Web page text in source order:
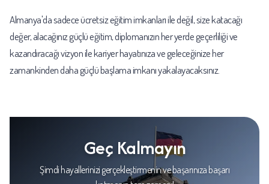
Almanya'da sadece ücretsiz eğitim imkanları ile değil, size katacağı
değer, alacağınız güçlü eğitim, diplomanızın her yerde geçerliliği ve
kazandıracağı vizyon ile kariyer hayatınıza ve geleceğinize her
zamankinden daha güçlü başlama imkanı yakalayacaksınız.
Geç Kalmayın
Şimdi hayallerinizi gerçekleştirmenin ve başarınıza başarı